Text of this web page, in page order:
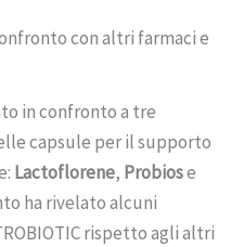
con altri farmaci e
in confronto a tre
capsule per il supporto
Lactoflorene, Probiose
ha rivelato alcuni
rispetto agli altri